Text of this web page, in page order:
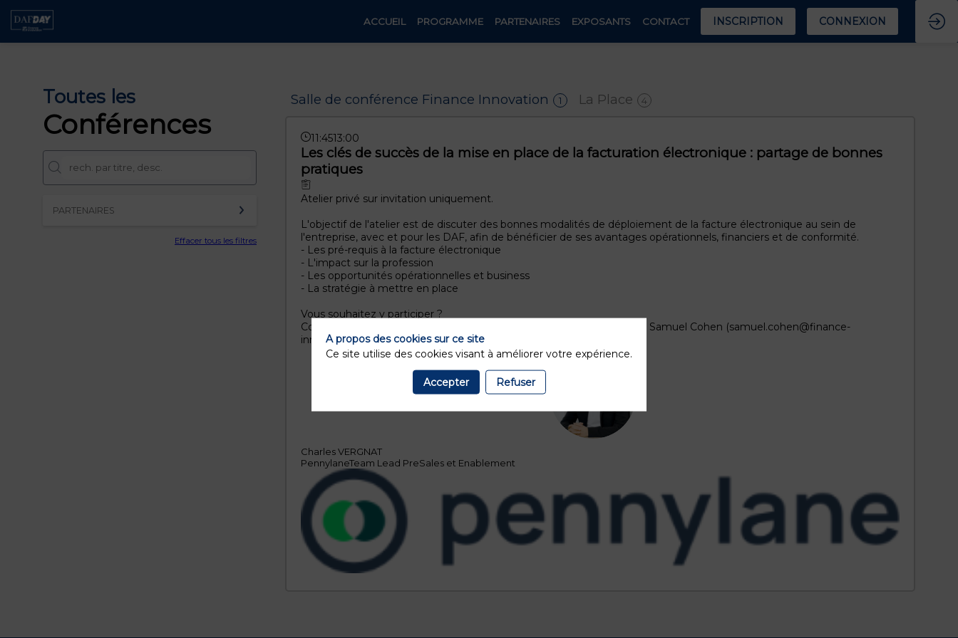
ACCUEIL PROGRAMME PARTENAIRES EXPOSANTS CONTACT INSCRIPTION CONNEXION
Toutes les
Conférences
PARTENAIRES
Effacer tous les filtres
Salle de conférence Finance Innovation 1 La Place 4
11:4513:00
Les clés de succès de la mise en place de la facturation électronique : partage de bonnes
pratiques
Atelier privé sur invitation uniquement.
L'objectif de l'atelier est de discuter des bonnes modalités de déploiement de la facture électronique au sein de
l'entreprise, avec et pour les DAF, afin de bénéficier de ses avantages opérationnels, financiers et de conformité.
- Les pré-requis à la facture électronique
- L'impact sur la profession
- Les opportunités opérationnelles et business
- La stratégie à mettre en place
Vous souhaitez y participer ?
Contactez Nicolas Ferreira (nicolas.ferreira@finance-innovation.org) et Samuel Cohen (samuel.cohen@finance-
innovation.org).
CharlesVERGNAT
PennylaneTeam Lead PreSales et Enablement
A propos des cookies sur ce site
Ce site utilise des cookies visant à améliorer votre expérience.
Accepter Refuser